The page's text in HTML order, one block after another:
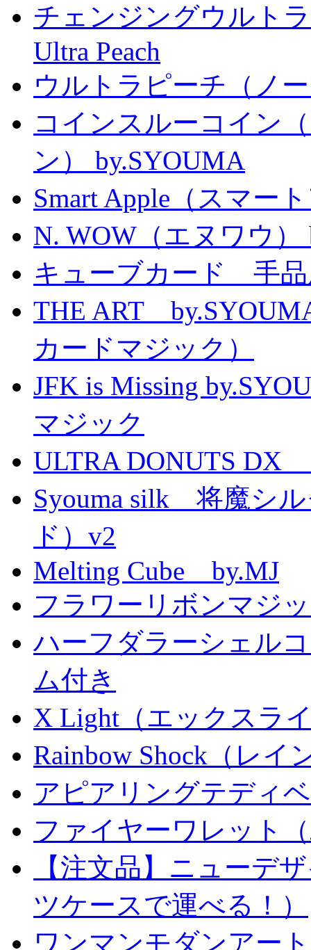
チェンジングウルト
Ultra Peach
ウルトラピーチ（ノ
コインスルーコイン
ン） by.SYOUMA
Smart Apple（スマー
N. WOW（エヌワウ）
キューブカード 手
THE ART
カードマジック）
JFK is Missing
マジック
ULTRA DONUTS DX
Syouma silk 将魔シ
ド）v2
Melting Cube by.MJ
フラワーリボンマジ
ハーフダラーシェル
ム付き
X Light（エックスラ
Rainbow Shock（レイ
アピアリングテディ
ファイヤーワレット
【注文品】ニューデ
ツケースで運べる！）
ワンマンモダンアート